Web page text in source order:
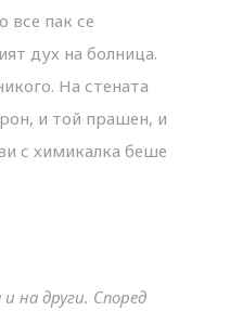
все пак се
дух на болница.
На стената
и той прашен, и
с химикалка беше
на други. Според